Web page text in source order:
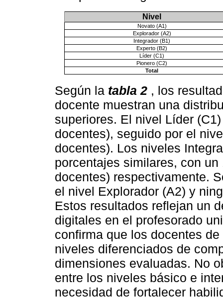
Nivel
Novato (A1)
Explorador (A2)
Integrador (B1)
Experto (B2)
Líder (C1)
Pionero (C2)
Total
Según la tabla 2 , los
docente muestran una
superiores. El nivel Líder
docentes), seguido por el
docentes). Los niveles
porcentajes similares, con
docentes) respectivamente.
el nivel Explorador (A2) y
Estos resultados reflejan un
digitales en el profesorado
confirma que los docentes
niveles diferenciados de
dimensiones evaluadas. No
entre los niveles básico e
necesidad de fortalecer